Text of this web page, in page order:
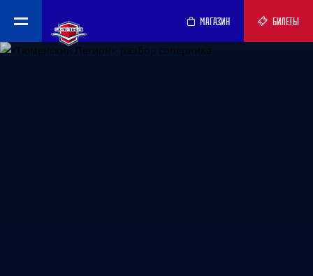
МАГАЗИН БИЛЕТЫ